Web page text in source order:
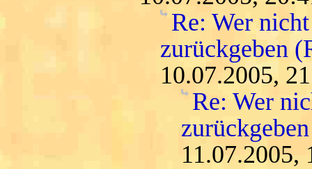
Re: Wer
zurückgeben
10.07.2005,
Re: Wer
11.07.2005,